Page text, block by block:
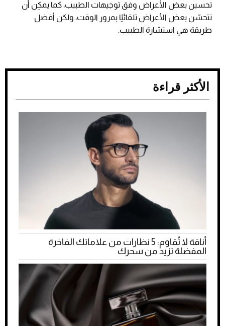
تحسين بعض الأعراض وفق توجيهات الطبيب، كما يمكِن أن
تتحسّن بعض الأعراض تلقائيًا بمرور الوقت، ولكن أفضل
طريقة هي استشارة الطبيب.
الأكثر قراءة
أناقة لا تُقاوم: 5 نظارات من علاماتك الفاخرة
المفضلة تزيد من سحرك